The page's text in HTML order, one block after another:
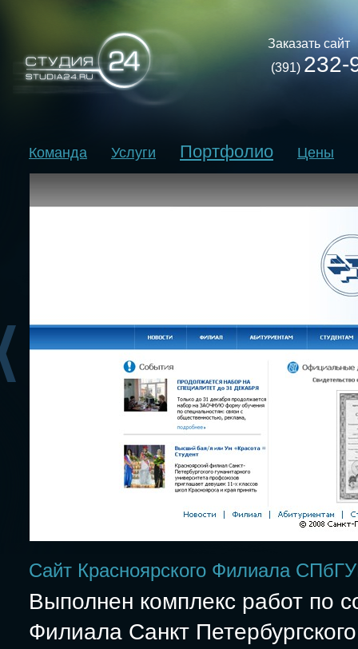
Заказать сайт
(391) 232-
Команда Услуги Портфолио Цены
Сайт Красноярского Филиала
Выполнен комплекс работ по
Филиала Санкт